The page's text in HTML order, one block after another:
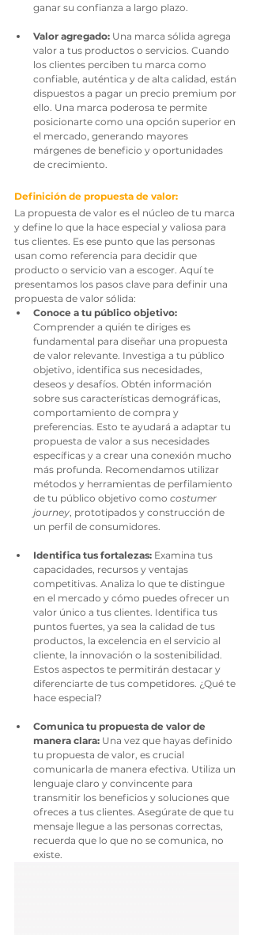
ganar su confianza a largo plazo.
Valor agregado: Una marca sólida agrega
valor a tus productos o servicios. Cuando
los clientes perciben tu marca como
confiable, auténtica y de alta calidad, están
dispuestos a pagar un precio premium por
ello. Una marca poderosa te permite
posicionarte como una opción superior en
el mercado, generando mayores
márgenes de beneficio y oportunidades
de crecimiento.
Definición de propuesta de valor:
La propuesta de valor es el núcleo de tu marca
y define lo que la hace especial y valiosa para
tus clientes. Es ese punto que las personas
usan como referencia para decidir que
producto o servicio van a escoger. Aquí te
presentamos los pasos clave para definir una
propuesta de valor sólida:
Conoce a tu público objetivo:
Comprender a quién te diriges es
fundamental para diseñar una propuesta
de valor relevante. Investiga a tu público
objetivo, identifica sus necesidades,
deseos y desafíos. Obtén información
sobre sus características demográficas,
comportamiento de compra y
preferencias. Esto te ayudará a adaptar tu
propuesta de valor a sus necesidades
específicas y a crear una conexión mucho
más profunda. Recomendamos utilizar
métodos y herramientas de perfilamiento
de tu público objetivo como costumer
journey , prototipados y construcción de
un perfil de consumidores.
Identifica tus fortalezas: Examina tus
capacidades, recursos y ventajas
competitivas. Analiza lo que te distingue
en el mercado y cómo puedes ofrecer un
valor único a tus clientes. Identifica tus
puntos fuertes, ya sea la calidad de tus
productos, la excelencia en el servicio al
cliente, la innovación o la sostenibilidad.
Estos aspectos te permitirán destacar y
diferenciarte de tus competidores. ¿Qué te
hace especial?
Comunica tu propuesta de valor de
manera clara: Una vez que hayas definido
tu propuesta de valor, es crucial
comunicarla de manera efectiva. Utiliza un
lenguaje claro y convincente para
transmitir los beneficios y soluciones que
ofreces a tus clientes. Asegúrate de que tu
mensaje llegue a las personas correctas,
recuerda que lo que no se comunica, no
existe.